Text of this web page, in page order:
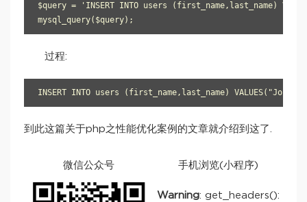
$query = 'INSERT INTO users (first_name,last_name)
mysql_query($query);
过程:
INSERT INTO users (first_name,last_name)
到此这篇关于php之性能优化案例的文章就介绍到这了.
微信公众号 手机浏览(小程序)
Warning: get_headers():